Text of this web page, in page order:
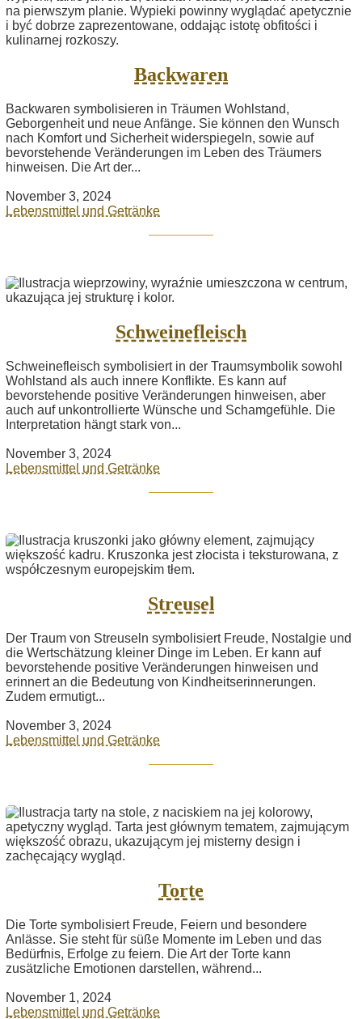
Backwaren
Backwaren symbolisieren in Träumen Wohlstand,
Geborgenheit und neue Anfänge. Sie können den Wunsch
nach Komfort und Sicherheit widerspiegeln, sowie auf
bevorstehende Veränderungen im Leben des Träumers
hinweisen. Die Art der...
November 3, 2024
Lebensmittel und Getränke
Schweinefleisch
Schweinefleisch symbolisiert in der Traumsymbolik sowohl
Wohlstand als auch innere Konflikte. Es kann auf
bevorstehende positive Veränderungen hinweisen, aber
auch auf unkontrollierte Wünsche und Schamgefühle. Die
Interpretation hängt stark von...
November 3, 2024
Lebensmittel und Getränke
Streusel
Der Traum von Streuseln symbolisiert Freude, Nostalgie und
die Wertschätzung kleiner Dinge im Leben. Er kann auf
bevorstehende positive Veränderungen hinweisen und
erinnert an die Bedeutung von Kindheitserinnerungen.
Zudem ermutigt...
November 3, 2024
Lebensmittel und Getränke
Torte
Die Torte symbolisiert Freude, Feiern und besondere
Anlässe. Sie steht für süße Momente im Leben und das
Bedürfnis, Erfolge zu feiern. Die Art der Torte kann
zusätzliche Emotionen darstellen, während...
November 1, 2024
Lebensmittel und Getränke